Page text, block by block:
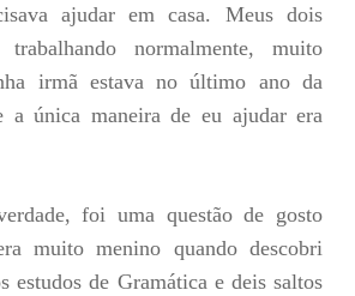
ajudar em casa. Meus dois
trabalhando normalmente, muito
irmã estava no último ano da
a única maneira de eu ajudar era
foi uma questão de gosto
muito menino quando descobri
estudos de Gramática e deis saltos